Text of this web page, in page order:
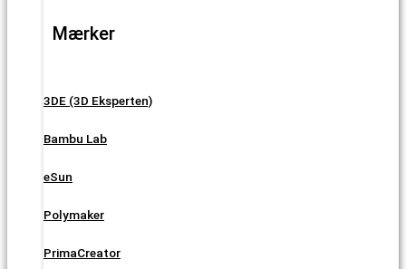
Mærker
3DE (3D Eksperten)
Bambu Lab
eSun
Polymaker
PrimaCreator